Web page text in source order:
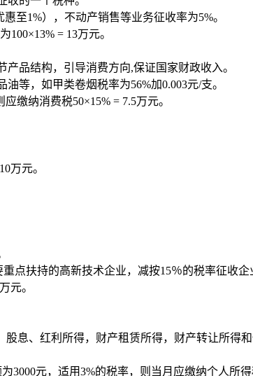
至1%），不动产销售等业务征收率为5%。
= 13万元。
品结构，引导消费方向,保证国家财政收入。
等，如甲类卷烟税率为56%加0.003元/支。
缴纳消费税50×15% = 7.5万元。
万元。
点扶持的高新技术企业，减按15％的税率征收企
元。
息、红利所得，财产租赁所得，财产转让所得
元，适用3%的税率，则当月应缴纳个人所得